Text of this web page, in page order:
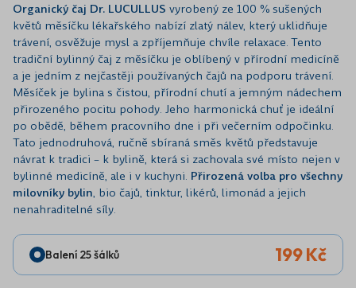
Organický čaj Dr. LUCULLUS vyrobený ze 100 % sušených
květů měsíčku lékařského nabízí zlatý nálev, který uklidňuje
trávení, osvěžuje mysl a zpříjemňuje chvíle relaxace. Tento
tradiční bylinný čaj z měsíčku je oblíbený v přírodní medicíně
a je jedním z nejčastěji používaných čajů na podporu trávení.
Měsíček je bylina s čistou, přírodní chutí a jemným nádechem
přirozeného pocitu pohody. Jeho harmonická chuť je ideální
po obědě, během pracovního dne i při večerním odpočinku.
Tato jednodruhová, ručně sbíraná směs květů představuje
návrat k tradici – k bylině, která si zachovala své místo nejen v
bylinné medicíně, ale i v kuchyni. Přirozená volba pro všechny
milovníky bylin, bio čajů, tinktur, likérů, limonád a jejich
nenahraditelné síly.
Balení 25 šálků 199 Kč